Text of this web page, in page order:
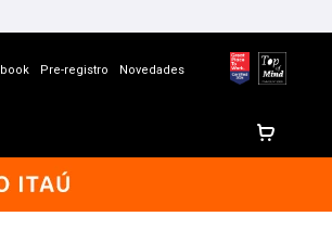
Pre-registro Novedades